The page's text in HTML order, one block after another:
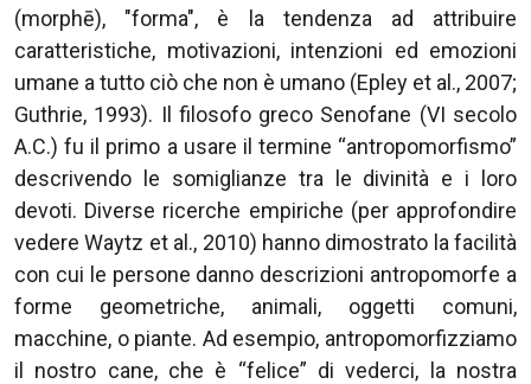
(morphē), "forma", è la tendenza ad attribuire
caratteristiche, motivazioni, intenzioni ed emozioni
umane a tutto ciò che non è umano (Epley et al., 2007;
Guthrie, 1993). Il filosofo greco Senofane (VI secolo
A.C.) fu il primo a usare il termine “antropomorfismo”
descrivendo le somiglianze tra le divinità e i loro
devoti. Diverse ricerche empiriche (per approfondire
vedere Waytz et al., 2010) hanno dimostrato la facilità
con cui le persone danno descrizioni antropomorfe a
forme geometriche, animali, oggetti comuni,
macchine, o piante. Ad esempio, antropomorfizziamo
il nostro cane, che è “felice” di vederci, la nostra